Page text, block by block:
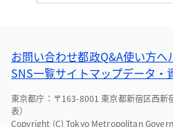
お問い合わせ都政Q&A使い方ヘ
SNS一覧サイトマップデータ・
東京都庁：〒163-8001 東京都新宿区西
表）
Copyright (C) Tokyo Metropolitan